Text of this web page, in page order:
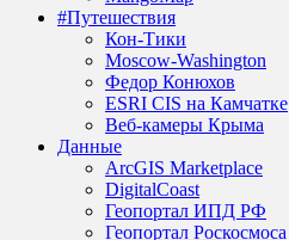
#Путешествия
Кон-Тики
Moscow-Washington
Федор Конюхов
ESRI CIS на Камчатке
Веб-камеры Крыма
Данные
ArcGIS Marketplace
DigitalCoast
Геопортал ИПД РФ
Геопортал Роскосмоса